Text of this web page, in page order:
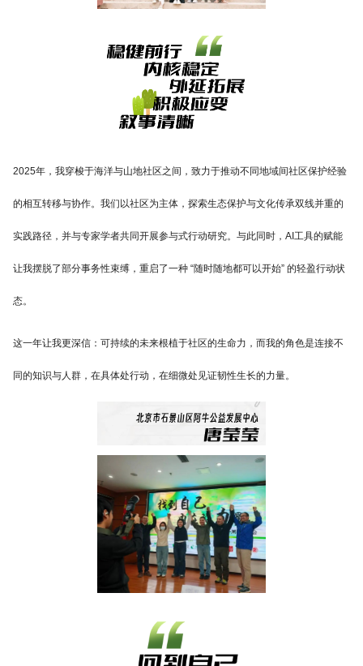
2025年，我穿梭于海洋与山地社区之间，致力于推动不同地域间社区保护经验
的相互转移与协作。我们以社区为主体，探索生态保护与文化传承双线并重的
实践路径，并与专家学者共同开展参与式行动研究。与此同时，AI工具的赋能
让我摆脱了部分事务性束缚，重启了一种 “随时随地都可以开始” 的轻盈行动状
态。
这一年让我更深信：可持续的未来根植于社区的生命力，而我的角色是连接不
同的知识与人群，在具体处行动，在细微处见证韧性生长的力量。